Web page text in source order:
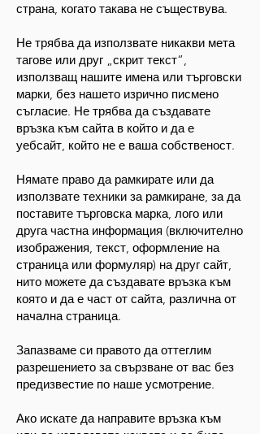
страна, когато такава не съществува.
Не трябва да използвате никакви мета
тагове или друг „скрит текст“,
използващ нашите имена или търговски
марки, без нашето изрично писмено
съгласие. Не трябва да създавате
връзка към сайта в който и да е
уебсайт, който не е ваша собственост.
Нямате право да рамкирате или да
използвате техники за рамкиране, за да
поставите търговска марка, лого или
друга частна информация (включително
изображения, текст, оформление на
страница или формуляр) на друг сайт,
нито можете да създавате връзка към
която и да е част от сайта, различна от
начална страница.
Запазваме си правото да оттеглим
разрешението за свързване от вас без
предизвестие по наше усмотрение.
Ако искате да направите връзка към